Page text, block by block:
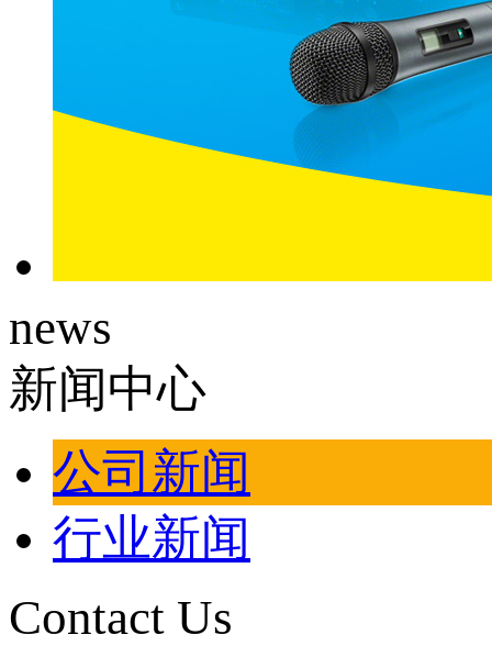
news
新闻中心
公司新闻
行业新闻
Contact Us